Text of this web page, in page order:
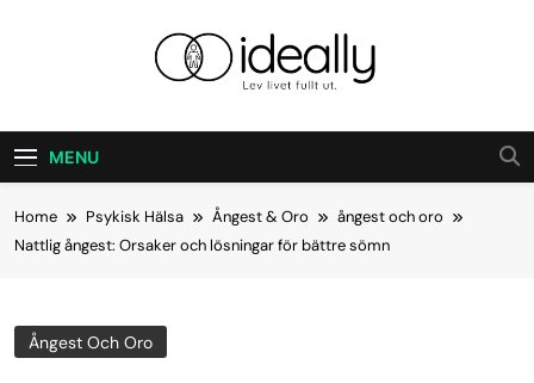
Ideally
MENU
Home Psykisk Hälsa Ångest & Oro
ångest och oro
Nattlig ångest: Orsaker och lösningar för bättre sömn
Ångest Och Oro